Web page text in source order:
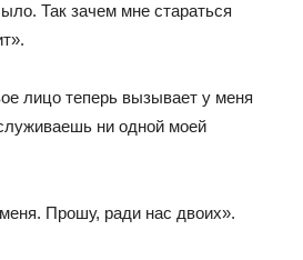
Так зачем мне стараться
лицо теперь вызывает у меня
ни одной моей
Прошу, ради нас двоих».